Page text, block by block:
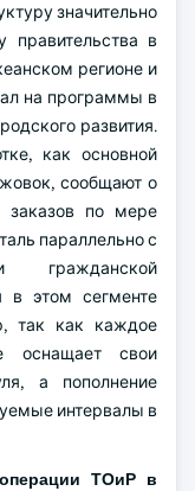
значительно
правительства в
регионе и
на программы в
развития.
как основной
сообщают о
заказов по мере
параллельно с
гражданской
в этом сегменте
так как каждое
оснащает свои
а пополнение
интервалы в
ТОиР в